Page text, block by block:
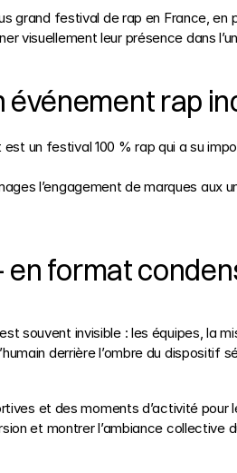
grand festival de rap en France, en
visuellement leur présence dans
événement rap
un festival 100 % rap qui a su
l’engagement de marques aux
format
souvent invisible : les équipes, la
derrière l’ombre du dispositif
et des moments d’activité pour
et montrer l’ambiance collective